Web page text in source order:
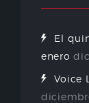
El
enero
Voice